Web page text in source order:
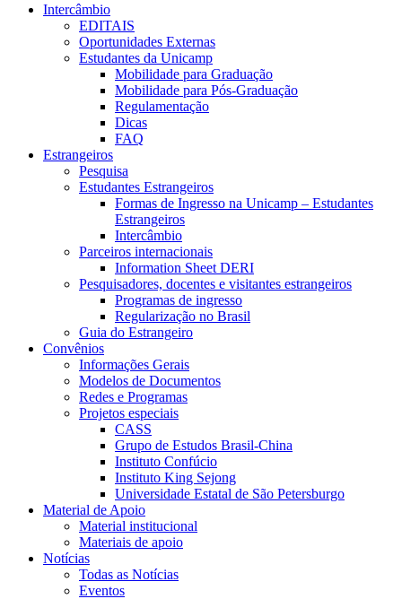
Intercâmbio
EDITAIS
Oportunidades Externas
Estudantes da Unicamp
Mobilidade para Graduação
Mobilidade para Pós-Graduação
Regulamentação
Dicas
FAQ
Estrangeiros
Pesquisa
Estudantes Estrangeiros
Formas de Ingresso na Unicamp – Estudantes
Estrangeiros
Intercâmbio
Parceiros internacionais
Information Sheet DERI
Pesquisadores, docentes e visitantes estrangeiros
Programas de ingresso
Regularização no Brasil
Guia do Estrangeiro
Convênios
Informações Gerais
Modelos de Documentos
Redes e Programas
Projetos especiais
CASS
Grupo de Estudos Brasil-China
Instituto Confúcio
Instituto King Sejong
Universidade Estatal de São Petersburgo
Material de Apoio
Material institucional
Materiais de apoio
Notícias
Todas as Notícias
Eventos